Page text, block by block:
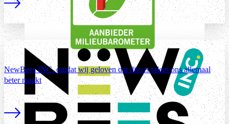
NewBees INC. omdat wij geloven dat divers talent ons allemaal
beter maakt
Lees meer